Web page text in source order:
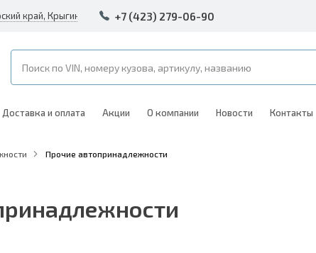
край, Крыгина 105 +7 (423) 279-06-90
Доставка и оплата Акции О компании Новости Контакты
Прочие автопринадлежности